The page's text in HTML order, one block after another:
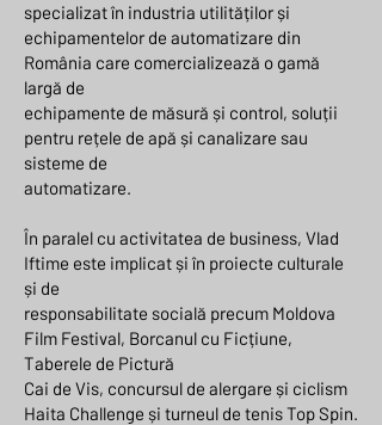
specializat în industria utilităților și
echipamentelor de automatizare din
România care comercializează o gamă
largă de
echipamente de măsură și control, soluții
pentru rețele de apă și canalizare sau
sisteme de
automatizare.
În paralel cu activitatea de business, Vlad
Iftime este implicat și în proiecte culturale
și de
responsabilitate socială precum Moldova
Film Festival, Borcanul cu Ficțiune,
Taberele de Pictură
Cai de Vis, concursul de alergare și ciclism
Haita Challenge și turneul de tenis Top Spin.